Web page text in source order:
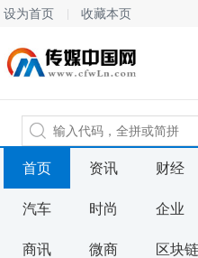
设为首页 收藏本页
首页 资讯 财经
汽车 时尚 企业
商讯 微商 区块链